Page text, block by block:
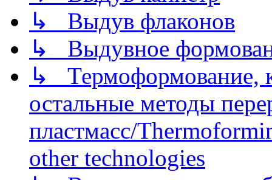
↳ Выдув флаконов
↳ Выдувное
↳ Термоформование,
остальные методы
пластмасс/
other technologies